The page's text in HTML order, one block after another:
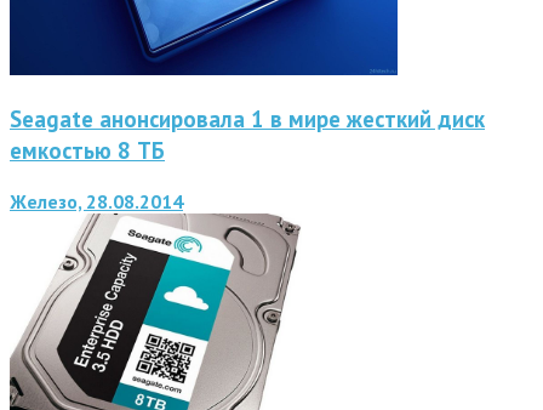
Seagate анонсировала 1 в мире жесткий диск
емкостью 8 ТБ
Железо, 28.08.2014